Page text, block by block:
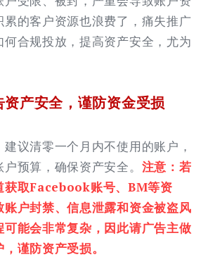
累的客户资源也浪费了，痛失推广
何合规投放，提高资产安全，尤为
产安全，谨防资金受损
议清零一个月内不使用的账户，
预算，确保资产安全。 注意：若
获取Facebook账号、BM等资
账户封禁、信息泄露和资金被盗风
可能会非常复杂，因此请广告主做
谨防资产受损。